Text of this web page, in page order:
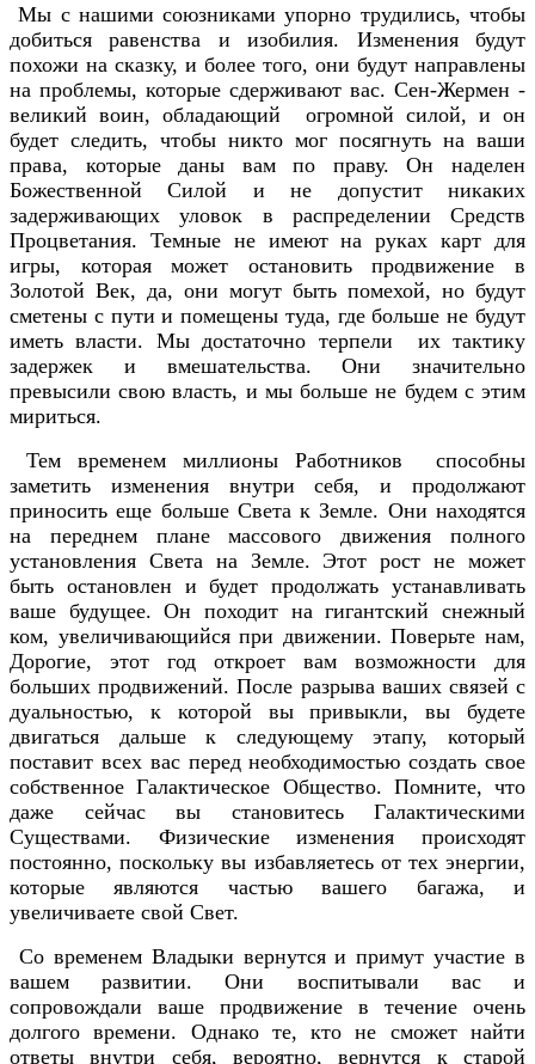
Мы с нашими союзниками упорно трудились, чтобы
добиться равенства и изобилия. Изменения будут
похожи на сказку, и более того, они будут направлены
на проблемы, которые сдерживают вас. Сен-Жермен -
великий воин, обладающий огромной силой, и он
будет следить, чтобы никто мог посягнуть на ваши
права, которые даны вам по праву. Он наделен
Божественной Силой и не допустит никаких
задерживающих уловок в распределении Средств
Процветания. Темные не имеют на руках карт для
игры, которая может остановить продвижение в
Золотой Век, да, они могут быть помехой, но будут
сметены с пути и помещены туда, где больше не будут
иметь власти. Мы достаточно терпели их тактику
задержек и вмешательства. Они значительно
превысили свою власть, и мы больше не будем с этим
мириться.
Тем временем миллионы Работников способны
заметить изменения внутри себя, и продолжают
приносить еще больше Света к Земле. Они находятся
на переднем плане массового движения полного
установления Света на Земле. Этот рост не может
быть остановлен и будет продолжать устанавливать
ваше будущее. Он походит на гигантский снежный
ком, увеличивающийся при движении. Поверьте нам,
Дорогие, этот год откроет вам возможности для
больших продвижений. После разрыва ваших связей с
дуальностью, к которой вы привыкли, вы будете
двигаться дальше к следующему этапу, который
поставит всех вас перед необходимостью создать свое
собственное Галактическое Общество. Помните, что
даже сейчас вы становитесь Галактическими
Существами. Физические изменения происходят
постоянно, поскольку вы избавляетесь от тех энергии,
которые являются частью вашего багажа, и
увеличиваете свой Свет.
Со временем Владыки вернутся и примут участие в
вашем развитии. Они воспитывали вас и
сопровождали ваше продвижение в течение очень
долгого времени. Однако те, кто не сможет найти
ответы внутри себя, вероятно, вернутся к старой